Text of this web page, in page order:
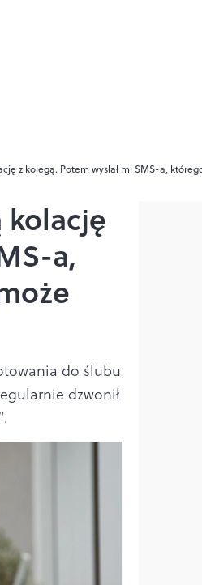
z kolegą. Potem wysłał mi SMS-a,
kolację
a,
do ślubu
dzwonił